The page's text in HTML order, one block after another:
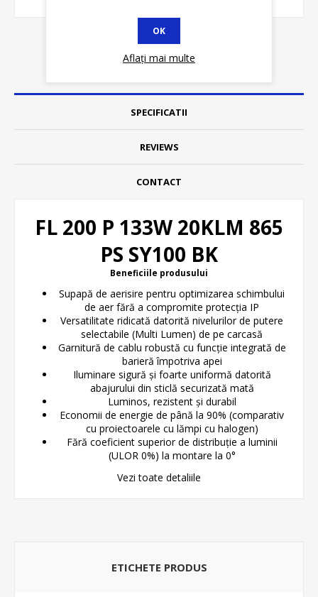
SPECIFICATII
REVIEWS
CONTACT
FL 200 P 133W 20KLM 865
PS SY100 BK
Beneficiile produsului
Supapă de aerisire pentru optimizarea schimbului
de aer fără a compromite protecția IP
Versatilitate ridicată datorită nivelurilor de putere
selectabile (Multi Lumen) de pe carcasă
Garnitură de cablu robustă cu funcție integrată de
barieră împotriva apei
Iluminare sigură și foarte uniformă datorită
abajurului din sticlă securizată mată
Luminos, rezistent și durabil
Economii de energie de până la 90% (comparativ
cu proiectoarele cu lămpi cu halogen)
Fără coeficient superior de distribuție a luminii
(ULOR 0%) la montare la 0°
Vezi toate detaliile
ETICHETE PRODUS
OK
Aflați mai multe